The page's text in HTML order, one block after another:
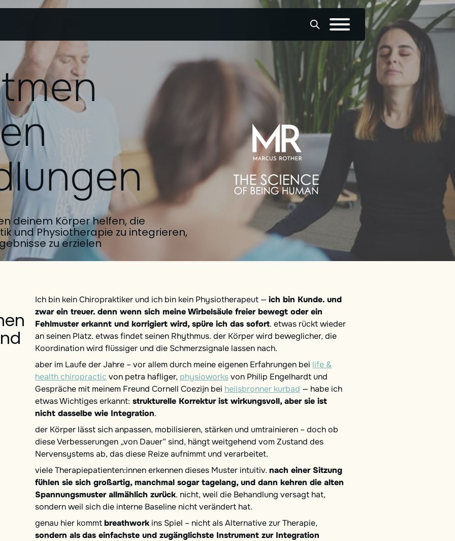
deinem Körper helfen, die
und Physiotherapie zu integrieren,
zu erzielen
Ich bin kein Chiropraktiker und ich bin kein Physiotherapeut — ich bin Kunde. und
zwar ein treuer. denn wenn sich meine Wirbelsäule freier bewegt oder ein
Fehlmuster erkannt und korrigiert wird, spüre ich das sofort. etwas rückt wieder
an seinen Platz. etwas findet seinen Rhythmus. der Körper wird beweglicher, die
Koordination wird flüssiger und die Schmerzsignale lassen nach.
aber im Laufe der Jahre – vor allem durch meine eigenen Erfahrungen bei life &
health chiropractic von petra hafliger, physioworksvon Philip Engelhardt und
Gespräche mit meinem Freund Cornell Coezijn bei heilsbronner kurbad — habe ich
etwas Wichtiges erkannt: strukturelle Korrektur ist wirkungsvoll, aber sie ist
nicht dasselbe wie Integration.
der Körper lässt sich anpassen, mobilisieren, stärken und umtrainieren – doch ob
diese Verbesserungen „von Dauer“ sind, hängt weitgehend vom Zustand des
Nervensystems ab, das diese Reize aufnimmt und verarbeitet.
viele Therapiepatienten:innen erkennen dieses Muster intuitiv. nach einer Sitzung
fühlen sie sich großartig, manchmal sogar tagelang, und dann kehren die alten
Spannungsmuster allmählich zurück. nicht, weil die Behandlung versagt hat,
sondern weil sich die interne Baseline nicht verändert hat.
genau hier kommtbreathworkins Spiel – nicht als Alternative zur Therapie,
sondern alsdas einfachste und zugänglichste Instrument zur Integration